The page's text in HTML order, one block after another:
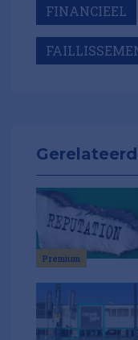
FINANCIEEL
Premium